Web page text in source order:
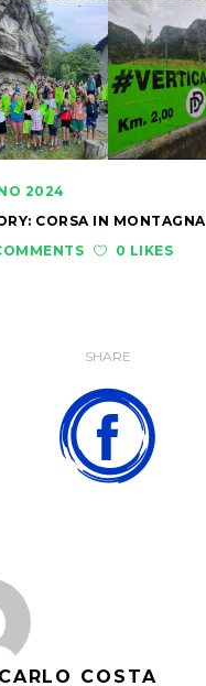
2024
CORSA IN MONTAGNA
0 LIKES
SHARE
COSTA